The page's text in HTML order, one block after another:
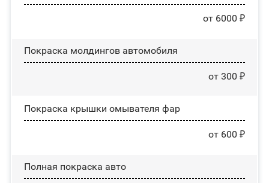
от 6000 ₽
Покраска молдингов автомобиля
от 300 ₽
Покраска крышки омывателя фар
от 600 ₽
Полная покраска авто